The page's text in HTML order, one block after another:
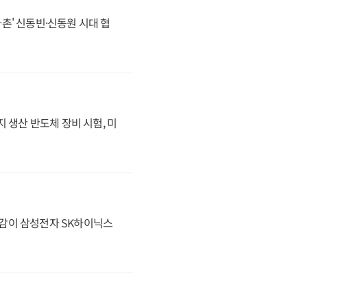
' 신동빈·신동원 시대 협
생산 반도체 장비 시험, 미
이 삼성전자 SK하이닉스